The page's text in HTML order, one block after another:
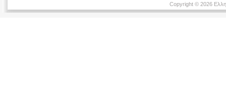
Copyright © 2026